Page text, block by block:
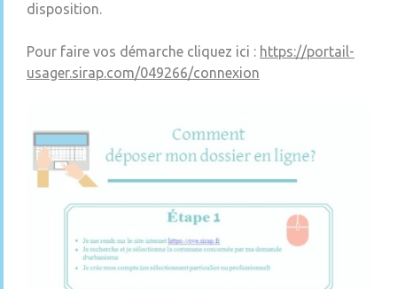
disposition.
Pour faire vos démarche cliquez ici : https://portail-
usager.sirap.com/049266/connexion